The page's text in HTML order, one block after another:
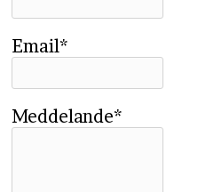
Email*
Meddelande*